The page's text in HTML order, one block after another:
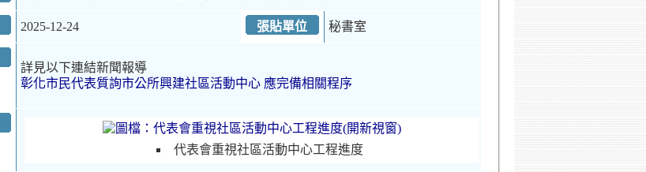
2025-12-24 張貼單位 秘書室
詳見以下連結新聞報導
彰化市民代表質詢市公所興建社區活動中心 應完備相關程序
代表會重視社區活動中心工程進度